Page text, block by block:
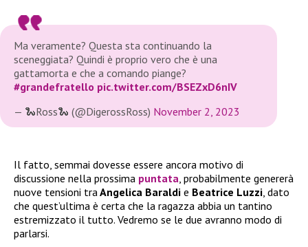
Ma veramente? Questa sta continuando la
sceneggiata? Quindi è proprio vero che è una
gattamorta e che a comando piange?
#grandefratello pic.twitter.com/BSEZxD6nIV
— 🐍Ross🐍 (@DigerossRoss) November 2, 2023
Il fatto, semmai dovesse essere ancora motivo di
discussione nella prossima puntata, probabilmente genererà
nuove tensioni traAngelica Baraldi e Beatrice Luzzi, dato
che quest’ultima è certa che la ragazza abbia un tantino
estremizzato il tutto. Vedremo se le due avranno modo di
parlarsi.